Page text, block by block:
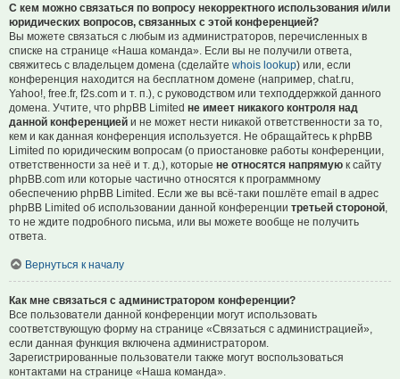
С кем можно связаться по вопросу некорректного использования и/или
юридических вопросов, связанных с этой конференцией?
Вы можете связаться с любым из администраторов, перечисленных в
списке на странице «Наша команда». Если вы не получили ответа,
свяжитесь с владельцем домена (сделайте whois lookup) или, если
конференция находится на бесплатном домене (например, chat.ru,
Yahoo!, free.fr, f2s.com и т. п.), с руководством или техподдержкой данного
домена. Учтите, что phpBB Limited не имеет никакого контроля над
данной конференцией и не может нести никакой ответственности за то,
кем и как данная конференция используется. Не обращайтесь к phpBB
Limited по юридическим вопросам (о приостановке работы конференции,
ответственности за неё и т. д.), которые не относятся напрямую к сайту
phpBB.com или которые частично относятся к программному
обеспечению phpBB Limited. Если же вы всё-таки пошлёте email в адрес
phpBB Limited об использовании данной конференции третьей стороной
то не ждите подробного письма, или вы можете вообще не получить
ответа.
Вернуться к началу
Как мне связаться с администратором конференции?
Все пользователи данной конференции могут использовать
соответствующую форму на странице «Связаться с администрацией»,
если данная функция включена администратором.
Зарегистрированные пользователи также могут воспользоваться
контактами на странице «Наша команда».